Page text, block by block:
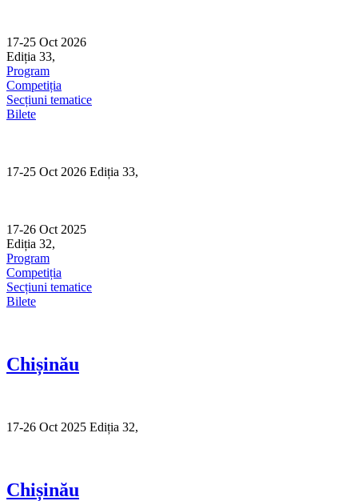
content
17-25 Oct 2026
Ediția 33,
Program
Competiția
Secțiuni tematice
Bilete
17-25 Oct 2026 Ediția 33,
17-26 Oct 2025
Ediția 32,
Program
Competiția
Secțiuni tematice
Bilete
Chișinău
17-26 Oct 2025 Ediția 32,
Chișinău